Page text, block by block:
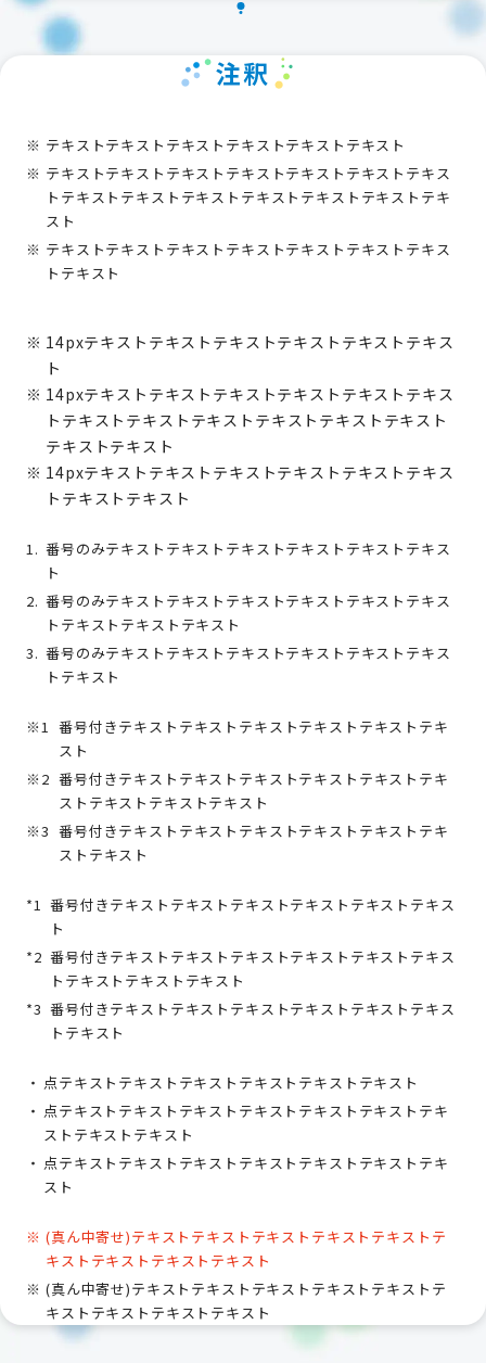
注釈
テキストテキストテキストテキストテキストテキスト
テキストテキストテキストテキストテキストテキストテキス
トテキストテキストテキストテキストテキストテキストテキ
スト
テキストテキストテキストテキストテキストテキストテキス
トテキスト
14pxテキストテキストテキストテキストテキストテキス
ト
14pxテキストテキストテキストテキストテキストテキス
トテキストテキストテキストテキストテキストテキスト
テキストテキスト
14pxテキストテキストテキストテキストテキストテキス
トテキストテキスト
番号のみテキストテキストテキストテキストテキストテキス
ト
番号のみテキストテキストテキストテキストテキストテキス
トテキストテキストテキスト
番号のみテキストテキストテキストテキストテキストテキス
トテキスト
番号付きテキストテキストテキストテキストテキストテキ
スト
番号付きテキストテキストテキストテキストテキストテキ
ストテキストテキストテキスト
番号付きテキストテキストテキストテキストテキストテキ
ストテキスト
番号付きテキストテキストテキストテキストテキストテキス
ト
番号付きテキストテキストテキストテキストテキストテキス
トテキストテキストテキスト
番号付きテキストテキストテキストテキストテキストテキス
トテキスト
点テキストテキストテキストテキストテキストテキスト
点テキストテキストテキストテキストテキストテキストテキ
ストテキストテキスト
点テキストテキストテキストテキストテキストテキストテキ
スト
(真ん中寄せ)テキストテキストテキストテキストテキストテ
キストテキストテキストテキスト
(真ん中寄せ)テキストテキストテキストテキストテキストテ
キストテキストテキストテキスト